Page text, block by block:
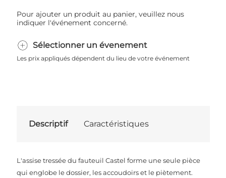
Pour ajouter un produit au panier, veuillez nous
indiquer l'événement concerné.
Sélectionner un évenement
Les prix appliqués dépendent du lieu de votre événement
Descriptif Caractéristiques
L'assise tressée du fauteuil Castel forme une seule pièce
qui englobe le dossier, les accoudoirs et le piètement.